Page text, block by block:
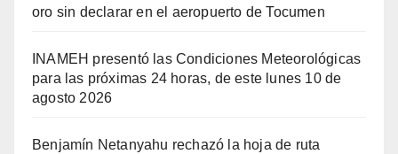
oro sin declarar en el aeropuerto de Tocumen
INAMEH presentó las Condiciones Meteorológicas
para las próximas 24 horas, de este lunes 10 de
agosto 2026
Benjamín Netanyahu rechazó la hoja de ruta